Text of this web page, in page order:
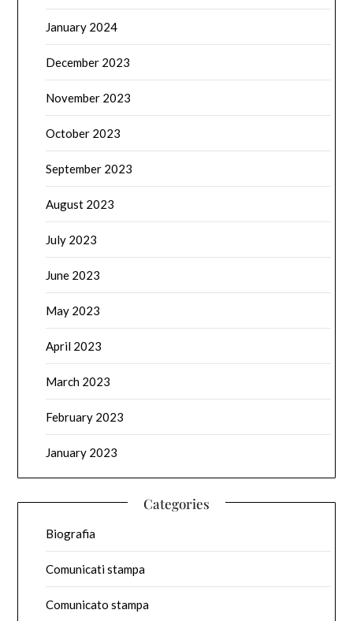
January 2024
December 2023
November 2023
October 2023
September 2023
August 2023
July 2023
June 2023
May 2023
April 2023
March 2023
February 2023
January 2023
Categories
Biografia
Comunicati stampa
Comunicato stampa